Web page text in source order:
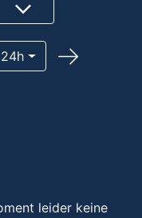
24h
leider keine